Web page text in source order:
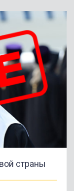
страны